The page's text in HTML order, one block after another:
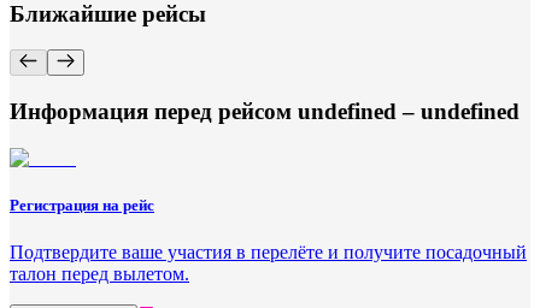
Ближайшие рейсы
Информация перед рейсом undefined – undefined
Регистрация на рейс
Подтвердите ваше участия в перелёте и получите посадочный
талон перед вылетом.